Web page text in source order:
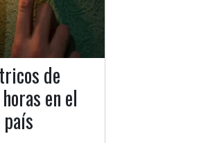
de
en el